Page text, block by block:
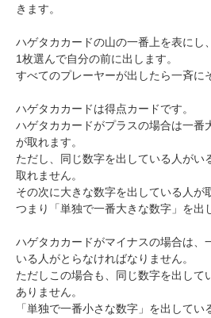
きます。
ハゲタカカードの山の一番上を表にし
1枚選んで自分の前に出します。
すべてのプレーヤーが出したら一斉に
ハゲタカカードは得点カードです。
ハゲタカカードがプラスの場合は一番
が取れます。
ただし、同じ数字を出している人がい
取れません。
その次に大きな数字を出している人が
つまり「単独で一番大きな数字」を出
ハゲタカカードがマイナスの場合は、
いる人がとらなければなりません。
ただしこの場合も、同じ数字を出して
ありません。
「単独で一番小さな数字」を出してい